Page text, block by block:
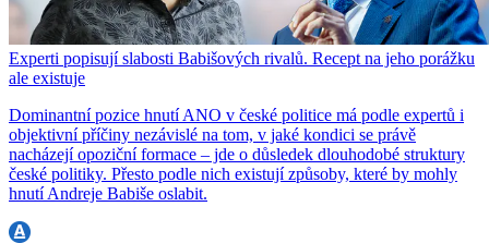
Experti popisují slabosti Babišových rivalů. Recept na jeho porážku
ale existuje
Dominantní pozice hnutí ANO v české politice má podle expertů i
objektivní příčiny nezávislé na tom, v jaké kondici se právě
nacházejí opoziční formace – jde o důsledek dlouhodobé struktury
české politiky. Přesto podle nich existují způsoby, které by mohly
hnutí Andreje Babiše oslabit.